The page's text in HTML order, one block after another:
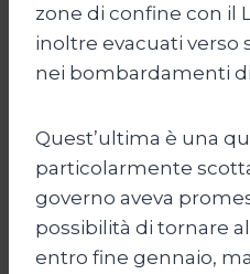
zone di confine con il
inoltre evacuati verso
nei bombardamenti
Quest’ultima è una
particolarmente
governo aveva
possibilità di tornare
entro fine gennaio,